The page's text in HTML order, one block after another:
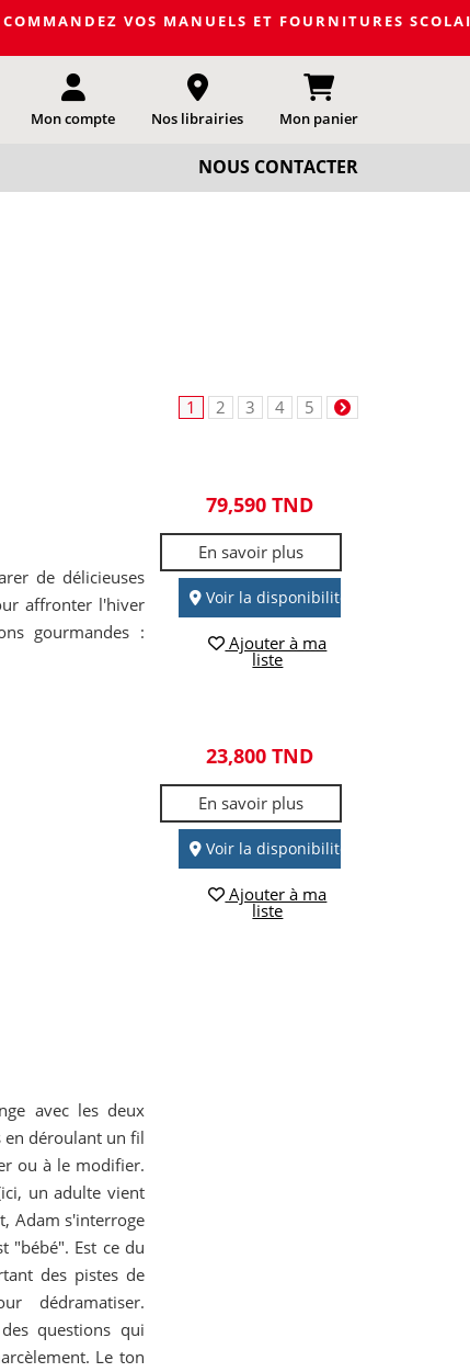
VOS MANUELS ET FOURNITURES
Mon compte Nos librairies Mon panier
NOUS CONTACTER
1 2 3 4 5
de délicieuses
affronter l'hiver
gourmandes :
79,590 TND
En savoir plus
Voir la disponibilité
Ajouter à ma
liste
23,800 TND
En savoir plus
Voir la disponibilité
Ajouter à ma
liste
avec les deux
déroulant un fil
ou à le modifier.
un adulte vient
Adam s'interroge
"bébé". Est ce du
des pistes de
dédramatiser.
questions qui
Le ton